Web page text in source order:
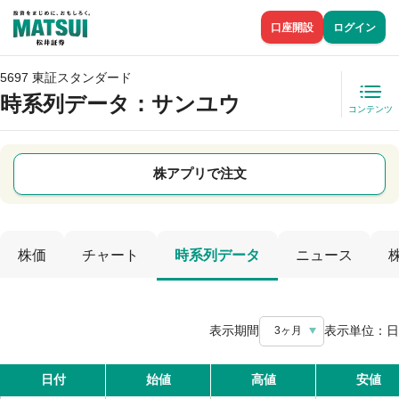
口座開設 ログイン
5697 東証スタンダード
時系列データ ：サンユウ コンテンツ
株アプリで注文
株価 チャート 時系列データ ニュース
表示期間 3ヶ月 表示単位： 日
日付 始値 高値 安値